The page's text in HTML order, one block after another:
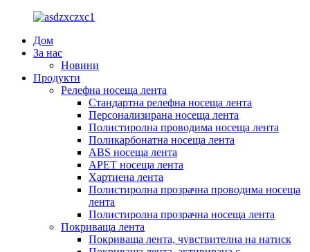
Дом
За нас
Новини
Продукти
Релефна носеща лента
Стандартна релефна носеща лента
Персонализирана носеща лента
Полистиролна проводима носеща лента
Поликарбонатна носеща лента
ABS носеща лента
APET носеща лента
Хартиена лента
Полистиролна прозрачна проводима носеща
лента
Полистиролна прозрачна носеща лента
Покриваща лента
Покриваща лента, чувствителна на натиск